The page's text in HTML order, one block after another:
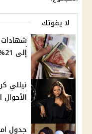
لا يفوتك
إلى 21% وحد أدنى 1000 جنيه
نيللي